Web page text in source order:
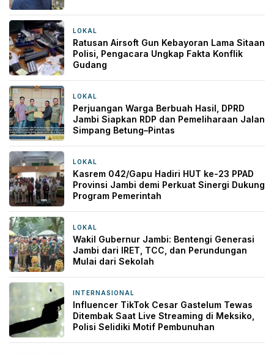
LOKAL
Ratusan Airsoft Gun Kebayoran Lama Sitaan
Polisi, Pengacara Ungkap Fakta Konflik
Gudang
LOKAL
Perjuangan Warga Berbuah Hasil, DPRD
Jambi Siapkan RDP dan Pemeliharaan Jalan
Simpang Betung–Pintas
LOKAL
Kasrem 042/Gapu Hadiri HUT ke-23 PPAD
Provinsi Jambi demi Perkuat Sinergi Dukung
Program Pemerintah
LOKAL
Wakil Gubernur Jambi: Bentengi Generasi
Jambi dari IRET, TCC, dan Perundungan
Mulai dari Sekolah
INTERNASIONAL
Influencer TikTok Cesar Gastelum Tewas
Ditembak Saat Live Streaming di Meksiko,
Polisi Selidiki Motif Pembunuhan